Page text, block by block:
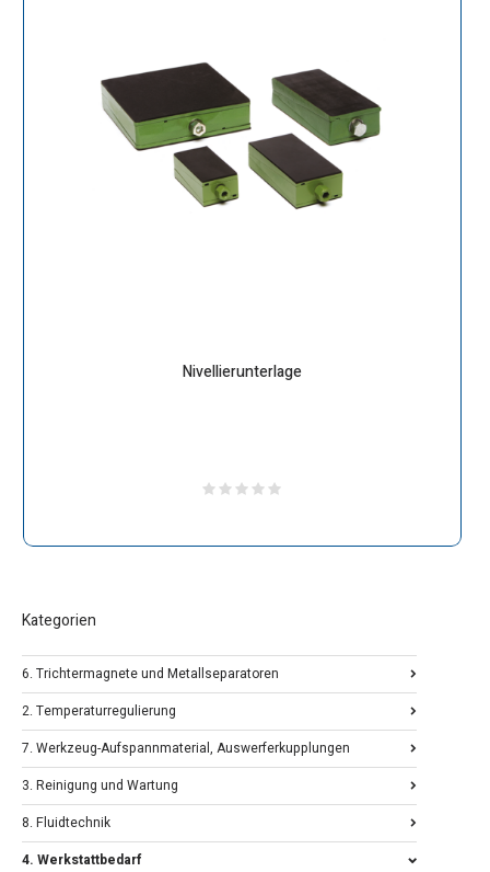
Nivellierunterlage
Kategorien
6. Trichtermagnete und Metallseparatoren
2. Temperaturregulierung
7. Werkzeug-Aufspannmaterial, Auswerferkupplungen
3. Reinigung und Wartung
8. Fluidtechnik
4. Werkstattbedarf